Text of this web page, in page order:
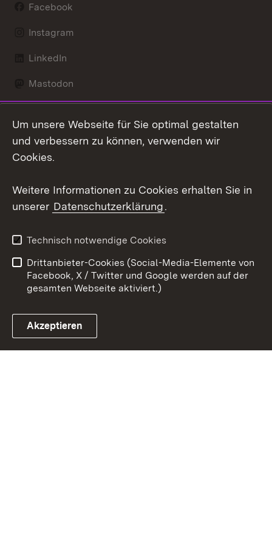
Facebook
Instagram
LinkedIn
Mastodon
X / Twitter
Youtube
Link zum Landesportal
Kontakt
Datenschutz
Barrierefreiheit
Impressum Cookies
Um unsere Webseite für Sie optimal gestalten
und verbessern zu können, verwenden wir
Cookies.
Weitere Informationen zu Cookies erhalten Sie in
unserer Datenschutzerklärung.
Technisch notwendige Cookies
Drittanbieter-Cookies (Social-Media-Elemente von
Facebook, X / Twitter und Google werden auf der
gesamten Webseite aktiviert.)
Akzeptieren